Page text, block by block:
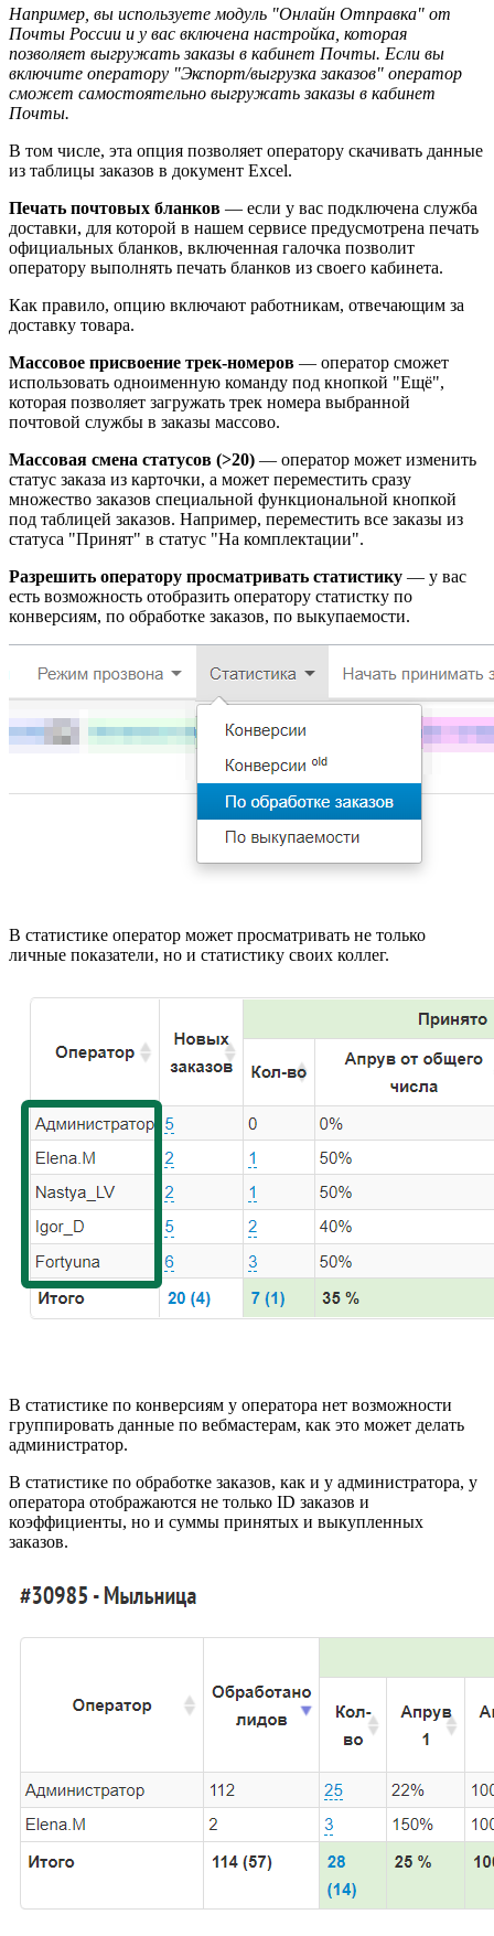
Например, вы используете модуль "Онлайн Отправка" от
Почты России и у вас включена настройка, которая
позволяет выгружать заказы в кабинет Почты. Если вы
включите оператору "Экспорт/выгрузка заказов" оператор
сможет самостоятельно выгружать заказы в кабинет
Почты.
В том числе, эта опция позволяет оператору скачивать данные
из таблицы заказов в документ Excel.
Печать почтовых бланков — если у вас подключена служба
доставки, для которой в нашем сервисе предусмотрена печать
официальных бланков, включенная галочка позволит
оператору выполнять печать бланков из своего кабинета.
Как правило, опцию включают работникам, отвечающим за
доставку товара.
Массовое присвоение трек-номеров — оператор сможет
использовать одноименную команду под кнопкой "Ещё",
которая позволяет загружать трек номера выбранной
почтовой службы в заказы массово.
Массовая смена статусов (>20) — оператор может изменить
статус заказа из карточки, а может переместить сразу
множество заказов специальной функциональной кнопкой
под таблицей заказов. Например, переместить все заказы из
статуса "Принят" в статус "На комплектации".
Разрешить оператору просматривать статистику — у вас
есть возможность отобразить оператору статистку по
конверсиям, по обработке заказов, по выкупаемости.
В статистике оператор может просматривать не только
личные показатели, но и статистику своих коллег.
В статистике по конверсиям у оператора нет возможности
группировать данные по вебмастерам, как это может делать
администратор.
В статистике по обработке заказов, как и у администратора, у
оператора отображаются не только ID заказов и
коэффициенты, но и суммы принятых и выкупленных
заказов.